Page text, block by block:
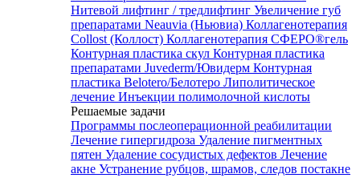
Нитевой лифтинг / тредлифтинг Увеличение губ
препаратами Neauvia (Ньювиа) Коллагенотерапия
Collost (Коллост) Коллагенотерапия СФЕРО®гель
Контурная пластика скул Контурная пластика
препаратами Juvederm/Ювидерм Контурная
пластика Belotero/Белотеро Липолитическое
лечение Инъекции полимолочной кислоты
Решаемые задачи
Программы послеоперационной реабилитации
Лечение гипергидроза Удаление пигментных
пятен Удаление сосудистых дефектов Лечение
акне Устранение рубцов, шрамов, следов постакне